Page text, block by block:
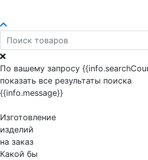
По вашему запросу
показать все результаты поиска
{{info.message}}
Изготовление
изделий
на заказ
Какой бы